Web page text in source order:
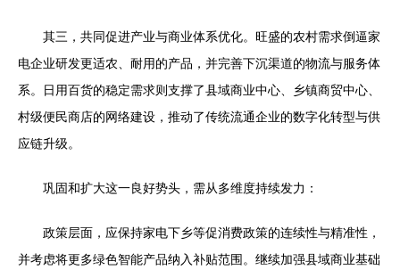
其三，共同促进产业与商业体系优化。旺盛的农村需求倒逼家
电企业研发更适农、耐用的产品，并完善下沉渠道的物流与服务体
系。日用百货的稳定需求则支撑了县域商业中心、乡镇商贸中心、
村级便民商店的网络建设，推动了传统流通企业的数字化转型与供
应链升级。
巩固和扩大这一良好势头，需从多维度持续发力：
政策层面，应保持家电下乡等促消费政策的连续性与精准性，
并考虑将更多绿色智能产品纳入补贴范围。继续加强县域商业基础